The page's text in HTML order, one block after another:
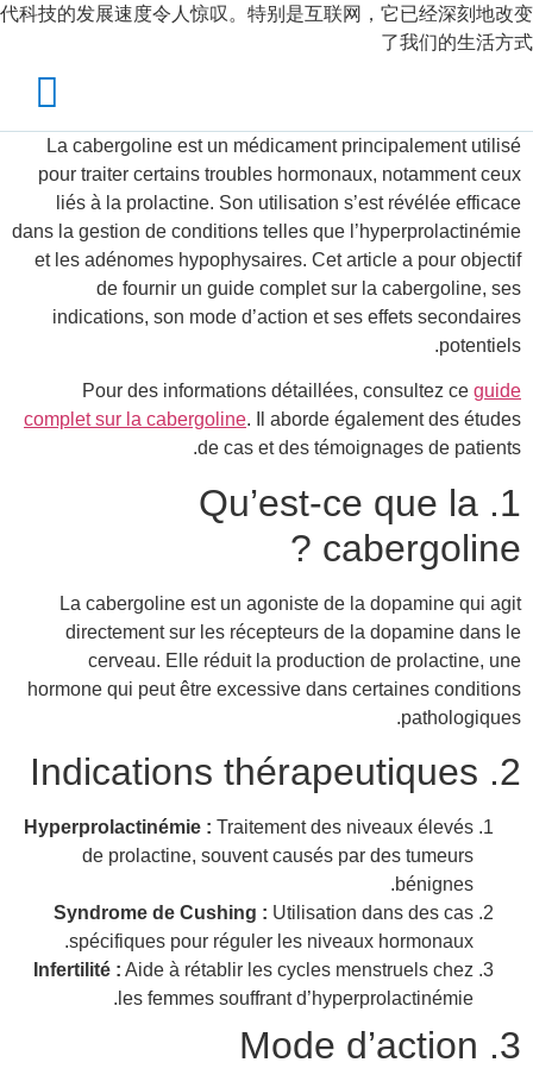
代科技的发展速度令人惊叹。特别是互联网，它已经深刻地改变
了我们的生活方式
La cabergoline est un médicament principalement utilisé
pour traiter certains troubles hormonaux, notamment ceux
liés à la prolactine. Son utilisation s’est révélée efficace
dans la gestion de conditions telles que l’hyperprolactinémie
et les adénomes hypophysaires. Cet article a pour objectif
de fournir un guide complet sur la cabergoline, ses
indications, son mode d’action et ses effets secondaires
potentiels.
Pour des informations détaillées, consultez ce guide
complet sur la cabergoline. Il aborde également des études
de cas et des témoignages de patients.
1. Qu’est-ce que la
cabergoline ?
La cabergoline est un agoniste de la dopamine qui agit
directement sur les récepteurs de la dopamine dans le
cerveau. Elle réduit la production de prolactine, une
hormone qui peut être excessive dans certaines conditions
pathologiques.
2. Indications thérapeutiques
Hyperprolactinémie : Traitement des niveaux élevés
de prolactine, souvent causés par des tumeurs
bénignes.
Syndrome de Cushing : Utilisation dans des cas
spécifiques pour réguler les niveaux hormonaux.
Infertilité : Aide à rétablir les cycles menstruels chez
les femmes souffrant d’hyperprolactinémie.
3. Mode d’action